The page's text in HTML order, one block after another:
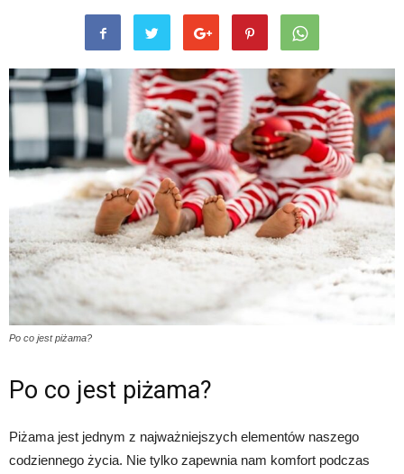
Po co jest piżama?
Po co jest piżama?
Piżama jest jednym z najważniejszych elementów naszego
codziennego życia. Nie tylko zapewnia nam komfort podczas